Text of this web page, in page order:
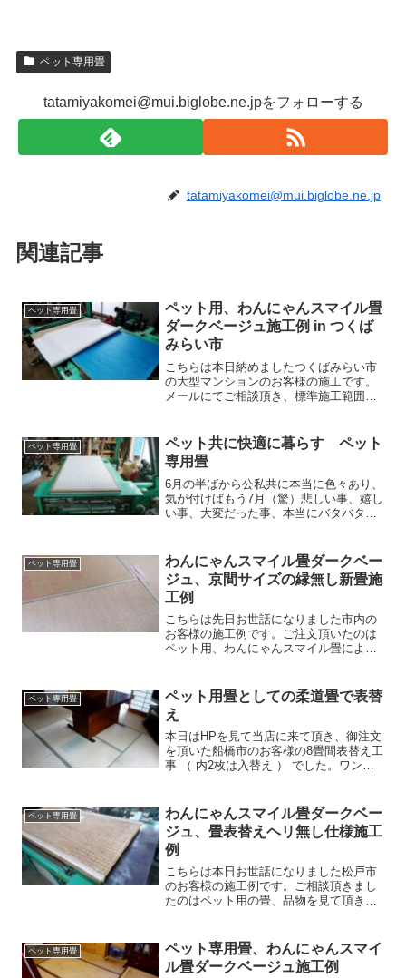
ペット専用畳
tatamiyakomei@mui.biglobe.ne.jpをフォローする
tatamiyakomei@mui.biglobe.ne.jp
関連記事
ペット専用畳
ペット用、わんにゃんスマイル畳
ダークベージュ施工例 in つくば
みらい市
こちらは本日納めましたつくばみらい市
の大型マンションのお客様の施工です。
メールにてご相談頂き、標準施工範囲外
午後から雨が上がる予報でしたので予定
通り施工となりました。現...
ペット専用畳
ペット共に快適に暮らす ペット
専用畳
6月の半ばから公私共に本当に色々あり、
気が付けばもう7月（驚）悲しい事、嬉し
い事、大変だった事、本当にバタバタし
からの依頼で塩ビレザー使用の新畳工事
を行ないました。まず...
ペット専用畳
わんにゃんスマイル畳ダークベー
ジュ、京間サイズの縁無し新畳施
工例
こちらは先日お世話になりました市内の
お客様の施工例です。ご注文頂いたのは
ペット用、わんにゃんスマイル畳による
にゃんスマイル畳、カラーは只今1番人気
のダークベージュを使用...
ペット専用畳
ペット用畳としての柔道畳で表替
え
本日はHPを見て当店に来て頂き、御注文
を頂いた船橋市のお客様の8畳間表替え工
事 （ 内2枚は入替え ） でした。ワンち
でいる畳屋さんでネットで見たペット用
畳にしたい...
ペット専用畳
わんにゃんスマイル畳ダークベー
ジュ、畳表替えヘリ無し仕様施工
例
こちらは本日お世話になりました松戸市
のお客様の施工例です。ご相談頂きまし
たのはペット用の畳、品物を見て頂きな
ラ畳。畳自体はしっかりしていましたの
で表替え工事（ヘリ無し仕様...
ペット専用畳
ペット専用畳、わんにゃんスマイ
ル畳ダークベージュ施工例